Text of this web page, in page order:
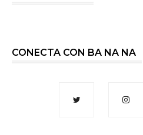
CONECTA CON BA NA NA